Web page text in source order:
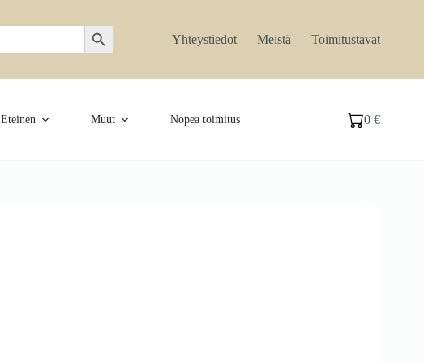
Search Button Yhteystiedot Meistä Toimitustavat
Eteinen Muut Nopea toimitus Ostoskori
0€